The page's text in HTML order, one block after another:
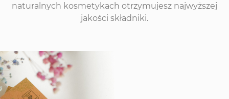
naturalnych kosmetykach otrzymujesz najwyższej
jakości składniki.